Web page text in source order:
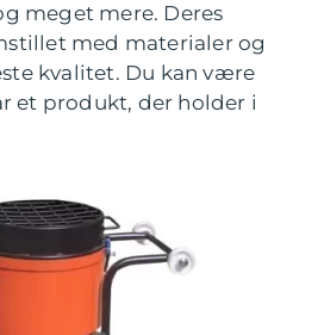
meget mere. Deres
med materialer og
kvalitet. Du kan være
et produkt, der holder i